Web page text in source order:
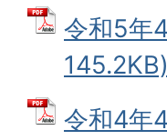
令和5年
145.2KB)
令和4年